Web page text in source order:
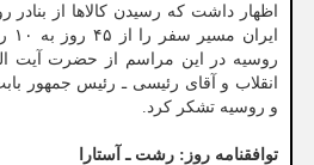
اظهار داشت که رسیدن کالاها از بنادر
روسیه در این مراسم از حضرت آیت
انقلاب و آقای رئیسی ـ رئیس جمهور
و روسیه تشکر کرد.
توافقنامه روز: رشت ـ آستارا